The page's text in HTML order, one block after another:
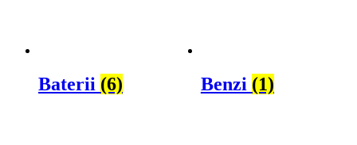
Baterii (6) Benzi (1)